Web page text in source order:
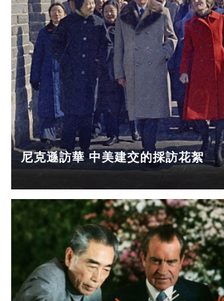
尼克遜訪華 中美建交的採訪花絮